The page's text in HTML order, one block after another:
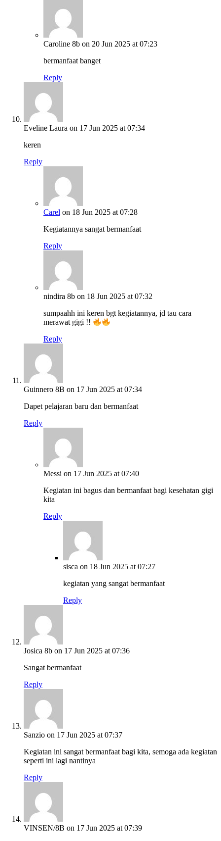
Caroline 8b on 20 Jun 2025 at 07:23
bermanfaat banget
Reply
Eveline Laura on 17 Jun 2025 at 07:34
keren
Reply
Carel on 18 Jun 2025 at 07:28
Kegiatannya sangat bermanfaat
Reply
nindira 8b on 18 Jun 2025 at 07:32
sumpaahh ini keren bgt kegiatannya, jd tau cara
merawat gigi !!
Reply
Guinnero 8B on 17 Jun 2025 at 07:34
Dapet pelajaran baru dan bermanfaat
Reply
Messi on 17 Jun 2025 at 07:40
Kegiatan ini bagus dan bermanfaat bagi kesehatan gigi
kita
Reply
sisca on 18 Jun 2025 at 07:27
kegiatan yang sangat bermanfaat
Reply
Josica 8b on 17 Jun 2025 at 07:36
Sangat bermanfaat
Reply
Sanzio on 17 Jun 2025 at 07:37
Kegiatan ini sangat bermanfaat bagi kita, semoga ada kegiatan
seperti ini lagi nantinya
Reply
VINSEN/8B on 17 Jun 2025 at 07:39